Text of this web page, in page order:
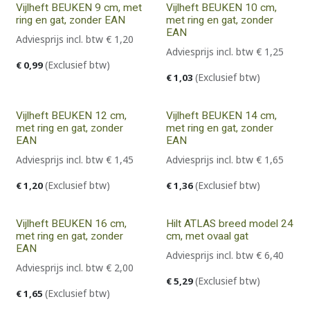
Vijlheft BEUKEN 9 cm, met
ring en gat, zonder EAN
€ 0,99(Exclusief btw)
Adviesprijs incl. btw € 1,20
Vijlheft BEUKEN 10 cm,
met ring en gat, zonder
EAN
€1,03 (Exclusief btw)
Adviesprijs incl. btw € 1,25
Vijlheft BEUKEN 12 cm,
met ring en gat, zonder
EAN
€1,20(Exclusief btw)
Adviesprijs incl. btw € 1,45
Vijlheft BEUKEN 14 cm,
met ring en gat, zonder
EAN
€1,36(Exclusief btw)
Adviesprijs incl. btw € 1,65
Vijlheft BEUKEN 16 cm,
met ring en gat, zonder
EAN
€1,65 (Exclusief btw)
Adviesprijs incl. btw € 2,00
Hilt ATLAS breed model 24
cm, met ovaal gat
€5,29(Exclusief btw)
Adviesprijs incl. btw € 6,40